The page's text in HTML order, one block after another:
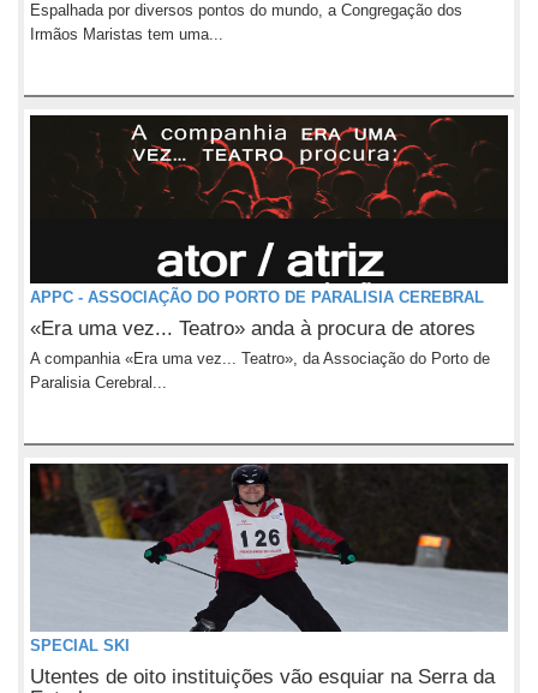
Espalhada por diversos pontos do mundo, a Congregação dos
Irmãos Maristas tem uma...
APPC - ASSOCIAÇÃO DO PORTO DE PARALISIA CEREBRAL
«Era uma vez... Teatro» anda à procura de atores
A companhia «Era uma vez... Teatro», da Associação do Porto de
Paralisia Cerebral...
SPECIAL SKI
Utentes de oito instituições vão esquiar na Serra da